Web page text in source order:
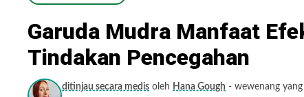
Garuda Mudra Manfaat
Tindakan Pencegahan
ditinjau secara medis oleh Hana Gough - wewenang